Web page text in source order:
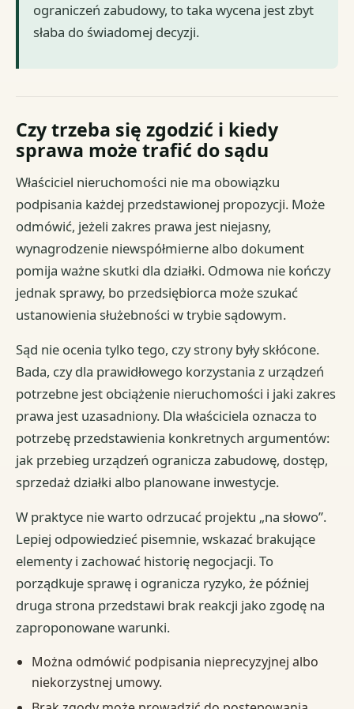
ograniczeń zabudowy, to taka wycena jest zbyt
słaba do świadomej decyzji.
Czy trzeba się zgodzić i kiedy
sprawa może trafić do sądu
Właściciel nieruchomości nie ma obowiązku
podpisania każdej przedstawionej propozycji. Może
odmówić, jeżeli zakres prawa jest niejasny,
wynagrodzenie niewspółmierne albo dokument
pomija ważne skutki dla działki. Odmowa nie kończy
jednak sprawy, bo przedsiębiorca może szukać
ustanowienia służebności w trybie sądowym.
Sąd nie ocenia tylko tego, czy strony były skłócone.
Bada, czy dla prawidłowego korzystania z urządzeń
potrzebne jest obciążenie nieruchomości i jaki zakres
prawa jest uzasadniony. Dla właściciela oznacza to
potrzebę przedstawienia konkretnych argumentów:
jak przebieg urządzeń ogranicza zabudowę, dostęp,
sprzedaż działki albo planowane inwestycje.
W praktyce nie warto odrzucać projektu „na słowo”.
Lepiej odpowiedzieć pisemnie, wskazać brakujące
elementy i zachować historię negocjacji. To
porządkuje sprawę i ogranicza ryzyko, że później
druga strona przedstawi brak reakcji jako zgodę na
zaproponowane warunki.
Można odmówić podpisania nieprecyzyjnej albo
niekorzystnej umowy.